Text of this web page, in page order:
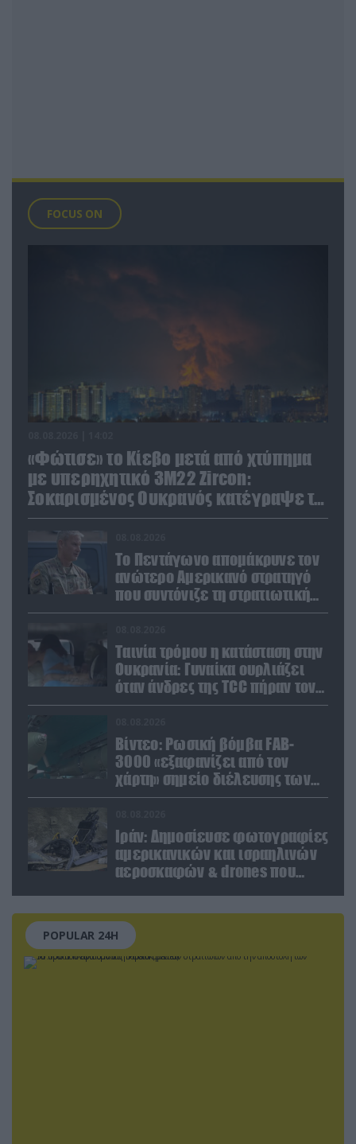
FOCUS ON
«Φώτισε» το Κίεβο μετά από χτύπημα
με υπερηχητικό 3M22 Zircon:
Σοκαρισμένος Ουκρανός κατέγραψε τη
στιγμή (βίντεο)
Το Πεντάγωνο απομάκρυνε τον
ανώτερο Αμερικανό στρατηγό
που συντόνιζε τη στρατιωτική
βοήθεια προς την Ουκρανία
Ταινία τρόμου η κατάσταση στην
Ουκρανία: Γυναίκα ουρλιάζει
όταν άνδρες της TCC πήραν τον
σύντροφό της (βίντεο)
Βίντεο: Ρωσική βόμβα FAB-
3000 «εξαφανίζει από τον
χάρτη» σημείο διέλευσης των
ουκρανικών δυνάμεων στην
Ιράν: Δημοσίευσε φωτογραφίες
αμερικανικών και ισραηλινών
αεροσκαφών & drones που
POPULAR 24H